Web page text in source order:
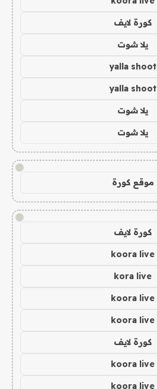
كورة لايف
يلا شوت
yalla shoot
yalla shoot
يلا شوت
يلا شوت
!
موقع كورة
!
كورة لايف
koora live
kora live
koora live
koora live
كورة لايف
koora live
koora live